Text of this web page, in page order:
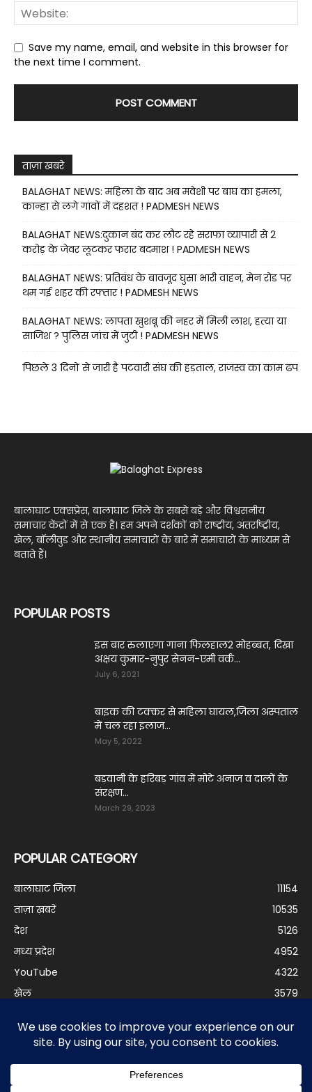
Save my name, email, and website in this browser for
the next time I comment.
ताज़ा खबरे
BALAGHAT NEWS: महिला के बाद अब मवेशी पर बाघ का हमला,
कान्हा से लगे गांवों में दहशत ! PADMESH NEWS
BALAGHAT NEWS:दुकान बंद कर लौट रहे सराफा व्यापारी से 2
करोड़ के जेवर लूटकर फरार बदमाश ! PADMESH NEWS
BALAGHAT NEWS: प्रतिबंध के बावजूद घुसा भारी वाहन, मेन रोड पर
थम गई शहर की रफ्तार ! PADMESH NEWS
BALAGHAT NEWS: लापता खुशबू की नहर में मिली लाश, हत्या या
साजिश ? पुलिस जांच में जुटी ! PADMESH NEWS
पिछले 3 दिनों से जारी है पटवारी संघ की हड़ताल, राजस्व का काम ढप
बालाघाट एक्सप्रेस, बालाघाट जिले के सबसे बड़े और विश्वसनीय
समाचार केंद्रों में से एक है। हम अपने दर्शकों को राष्ट्रीय, अंतर्राष्ट्रीय,
खेल, बॉलीवुड और स्थानीय समाचारों के बारे में समाचारों के माध्यम से
बताते हैं।
POPULAR POSTS
इस बार रुलाएगा गाना फिलहाल2 मोहब्बत, दिखा
अक्षय कुमार-नुपुर सेनन-एमी वर्क...
July 6, 2021
बाइक की टक्कर से महिला घायल,जिला अस्पताल
में चल रहा इलाज...
May 5, 2022
बड़वानी के हरिबड़ गांव में मोटे अनाज व दालों के
संरक्षण...
March 29, 2023
POPULAR CATEGORY
बालाघाट जिला
11154
ताज़ा ख़बरें
10535
देश
5126
मध्य प्रदेश
4952
YouTube
4322
खेल
3579
दुनिया
3195